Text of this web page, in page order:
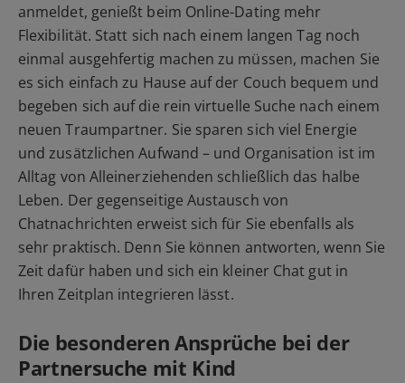
anmeldet, genießt beim Online-Dating mehr
Flexibilität. Statt sich nach einem langen Tag noch
einmal ausgehfertig machen zu müssen, machen Sie
es sich einfach zu Hause auf der Couch bequem und
begeben sich auf die rein virtuelle Suche nach einem
neuen Traumpartner. Sie sparen sich viel Energie
und zusätzlichen Aufwand – und Organisation ist im
Alltag von Alleinerziehenden schließlich das halbe
Leben. Der gegenseitige Austausch von
Chatnachrichten erweist sich für Sie ebenfalls als
sehr praktisch. Denn Sie können antworten, wenn Sie
Zeit dafür haben und sich ein kleiner Chat gut in
Ihren Zeitplan integrieren lässt.
Die besonderen Ansprüche bei der
Partnersuche mit Kind